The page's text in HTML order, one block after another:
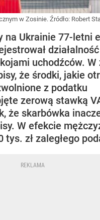
w Zosinie.Źródło: Robert
na Ukrainie 77-letni
uchodźców. W
że środki, jakie
z podatku
zerową stawką
że skarbówka
W efekcie
tys. zł zaległego